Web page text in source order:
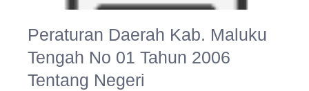
Peraturan Daerah Kab. Maluku
Tengah No 01 Tahun 2006
Tentang Negeri